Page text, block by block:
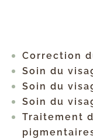
Correction
Soin du
Soin du
Soin du
Traitement